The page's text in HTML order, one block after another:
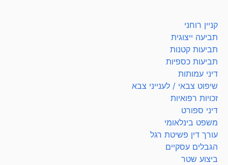
קניין רוחני
תביעה ייצוגית
תביעות קטנות
תביעות כספיות
דיני עמותות
שיפוט צבאי / לענייני צבא
זכויות רפואיות
דיני ספורט
משפט בינלאומי
עורך דין פשיטת רגל
הגבלים עסקיים
ביצוע שטר